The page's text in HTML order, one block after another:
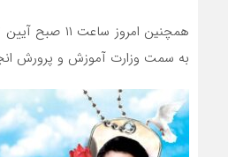
همچنین امروز
به سمت وزارت آموزش و پرورش